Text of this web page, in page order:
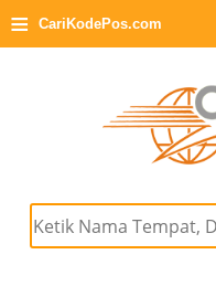
≡ CariKodePos.com